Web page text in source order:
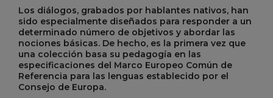
Los diálogos, grabados por hablantes nativos, han
sido especialmente diseñados para responder a un
determinado número de objetivos y abordar las
nociones básicas. De hecho, es la primera vez que
una colección basa su pedagogía en las
especificaciones del Marco Europeo Común de
Referencia para las lenguas establecido por el
Consejo de Europa.